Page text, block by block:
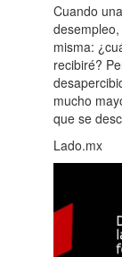
Cuando
misma:
recibiré?
mucho
que se
Lado.mx